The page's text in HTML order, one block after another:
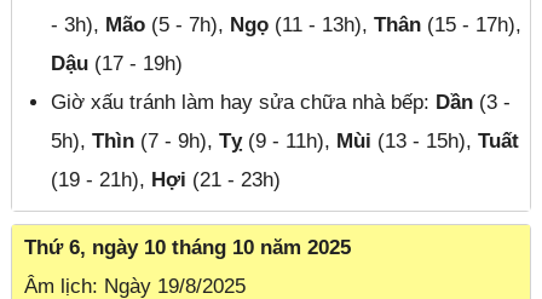
- 3h), Mão (5 - 7h), Ngọ (11 - 13h),Thân (15 - 17h),
Dậu (17 - 19h)
Giờ xấu tránh làm hay sửa chữa nhà bếp: Dần (3 -
5h),Thìn (7 - 9h),Tỵ(9 - 11h), Mùi (13 - 15h),Tuất
(19 - 21h), Hợi (21 - 23h)
Thứ 6, ngày 10 tháng 10 năm 2025
Âm lịch: Ngày 19/8/2025